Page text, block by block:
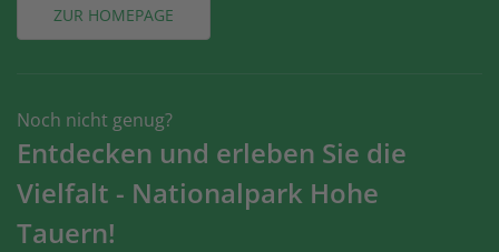
ZUR HOMEPAGE
Noch nicht genug?
Entdecken und erleben Sie die
Vielfalt - Nationalpark Hohe
Tauern!